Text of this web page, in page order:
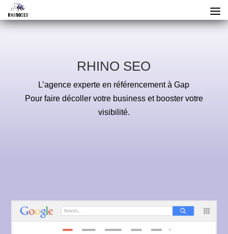
RHINO SEO
L’agence experte en référencement à Gap
Pour faire décoller votre business et booster votre
visibilité.